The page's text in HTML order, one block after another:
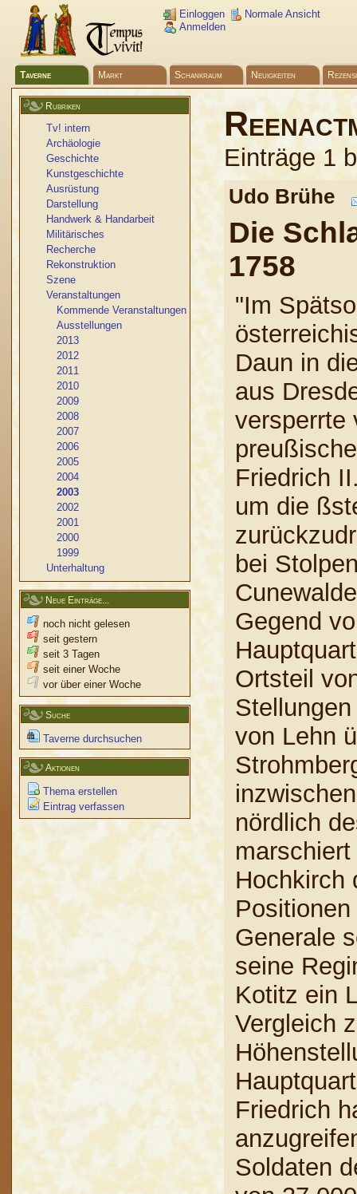
Einloggen
Anmelden
Normale Ansicht
Taverne Markt Schankraum Neuigkeiten
Rubriken
Tv! intern
Archäologie
Geschichte
Kunstgeschichte
Ausrüstung
Darstellung
Handwerk & Handarbeit
Militärisches
Recherche
Rekonstruktion
Szene
Veranstaltungen
Kommende Veranstaltungen
Ausstellungen
2013
2012
2011
2010
2009
2008
2007
2006
2005
2004
2003
2002
2001
2000
1999
Unterhaltung
Neue Einträge...
noch nicht gelesen
seit gestern
seit 3 Tagen
seit einer Woche
vor über einer Woche
Suche
Taverne durchsuchen
Aktionen
Thema erstellen
Eintrag verfassen
Einträge 1
Udo Brühe
Die
1758
"Im
Daun in
aus
versperrte
Friedrich
um die
bei
Gegend
Ortsteil
von Lehn
nördlich
Hochkirch
Generale
seine
Kotitz ein
Vergleich
Friedrich
Soldaten